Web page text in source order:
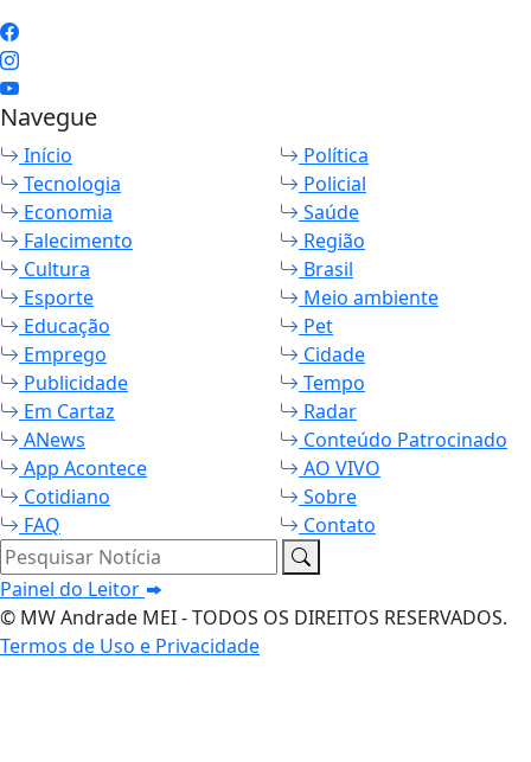
Navegue
Início
Política
Tecnologia
Policial
Economia
Saúde
Falecimento
Região
Cultura
Brasil
Esporte
Meio ambiente
Educação
Pet
Emprego
Cidade
Publicidade
Tempo
Em Cartaz
Radar
ANews
Conteúdo Patrocinado
App Acontece
AO VIVO
Cotidiano
Sobre
FAQ
Contato
Pesquisar Notícia
Painel do Leitor
© MW Andrade MEI - TODOS OS DIREITOS RESERVADOS.
Termos de Uso e Privacidade